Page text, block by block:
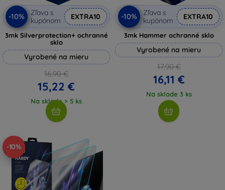
-10%
Zľava s
kupónom
EXTRA10
3mk Silverprotection+ ochranné
sklo
Vyrobené na mieru
16,90 €
15,22 €
Na sklade > 5 ks
-10%
Zľava s
kupónom
EXTRA10
3mk Hammer ochranné sklo
Vyrobené na mieru
17,90 €
16,11 €
Na sklade 3 ks
-10%